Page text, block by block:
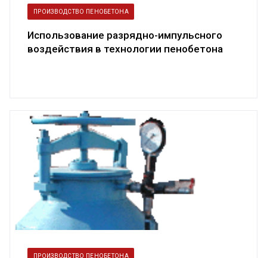
ПРОИЗВОДСТВО ПЕНОБЕТОНА
Использование разрядно-импульсного
воздействия в технологии пенобетона
ПРОИЗВОДСТВО ПЕНОБЕТОНА